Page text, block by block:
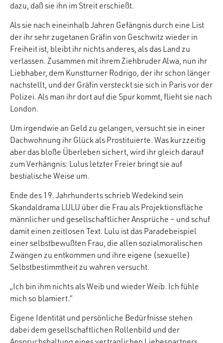
dazu, daß sie ihn im Streit erschießt.
Als sie nach eineinhalb Jahren Gefängnis durch eine List
der ihr sehr zugetanen Gräfin von Geschwitz wieder in
Freiheit ist, bleibt ihr nichts anderes, als das Land zu
verlassen. Zusammen mit ihrem Ziehbruder Alwa, nun ihr
Liebhaber, dem Kunstturner Rodrigo, der ihr schon länger
nachstellt, und der Gräfin versteckt sie sich in Paris vor der
Polizei. Als man ihr dort auf die Spur kommt, flieht sie nach
London.
Um irgendwie an Geld zu gelangen, versucht sie in einer
Dachwohnung ihr Glück als Prostituierte. Was kurzzeitig
aber das bloße Überleben sichert, wird ihr gleich darauf
zum Verhängnis: Lulus letzter Freier bringt sie auf
bestialische Weise um.
Ende des 19. Jahrhunderts schrieb Wedekind sein
Skandaldrama LULU über die Frau als Projektionsfläche
männlicher und gesellschaftlicher Ansprüche – und schuf
damit einen zeitlosen Text. Lulu ist das Paradebeispiel
einer selbstbewußten Frau, die allen sozialmoralischen
Zwängen zu entkommen und ihre eigene (sexuelle)
Selbstbestimmtheit zu wahren versucht.
„Ich bin ihm nichts als Weib und wieder Weib. Ich fühle
mich so blamiert.“
Eigene Identität und persönliche Bedürfnisse stehen
dabei dem gesellschaftlichen Rollenbild und der